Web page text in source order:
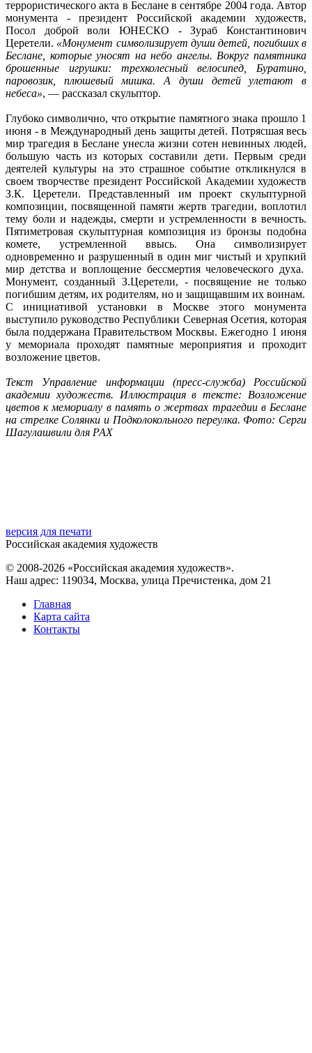
террористического акта в Беслане в сентябре 2004 года. Автор
монумента - президент Российской академии художеств,
Посол доброй воли ЮНЕСКО - Зураб Константинович
Церетели. «Монумент символизирует души детей, погибших в
Беслане, которые уносят на небо ангелы. Вокруг памятника
брошенные игрушки: трехколесный велосипед, Буратино,
паровозик, плюшевый мишка. А души детей улетают в
небеса», — рассказал скульптор.
Глубоко символично, что открытие памятного знака прошло 1
июня - в Международный день защиты детей. Потрясшая весь
мир трагедия в Беслане унесла жизни сотен невинных людей,
большую часть из которых составили дети. Первым среди
деятелей культуры на это страшное событие откликнулся в
своем творчестве президент Российской Академии художеств
З.К. Церетели. Представленный им проект скульптурной
композиции, посвященной памяти жертв трагедии, воплотил
тему боли и надежды, смерти и устремленности в вечность.
Пятиметровая скульптурная композиция из бронзы подобна
комете, устремленной ввысь. Она символизирует
одновременно и разрушенный в один миг чистый и хрупкий
мир детства и воплощение бессмертия человеческого духа.
Монумент, созданный З.Церетели, - посвящение не только
погибшим детям, их родителям, но и защищавшим их воинам.
С инициативой установки в Москве этого монумента
выступило руководство Республики Северная Осетия, которая
была поддержана Правительством Москвы. Ежегодно 1 июня
у мемориала проходят памятные мероприятия и проходит
возложение цветов.
Текст Управление информации (пресс-служба) Российской
академии художеств. Иллюстрация в тексте: Возложение
цветов к мемориалу в память о жертвах трагедии в Беслане
на стрелке Солянки и Подколокольного переулка. Фото: Серги
Шагулашвили для РАХ
версия для печати
Российская академия художеств
© 2008-2026 «Российская академия художеств».
Наш адрес: 119034, Москва, улица Пречистенка, дом 21
Главная
Карта сайта
Контакты